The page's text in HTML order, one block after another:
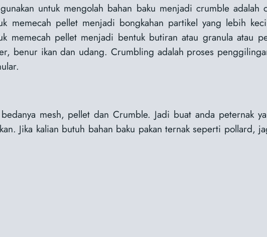
untuk mengolah bahan baku menjadi crumble
memecah pellet menjadi bongkahan partikel yang lebih
memecah pellet menjadi bentuk butiran atau granula atau
benur ikan dan udang. Crumbling adalah proses
mesh, pellet dan Crumble. Jadi buat anda peternak
Jika kalian butuh bahan baku pakan ternak seperti pollard,